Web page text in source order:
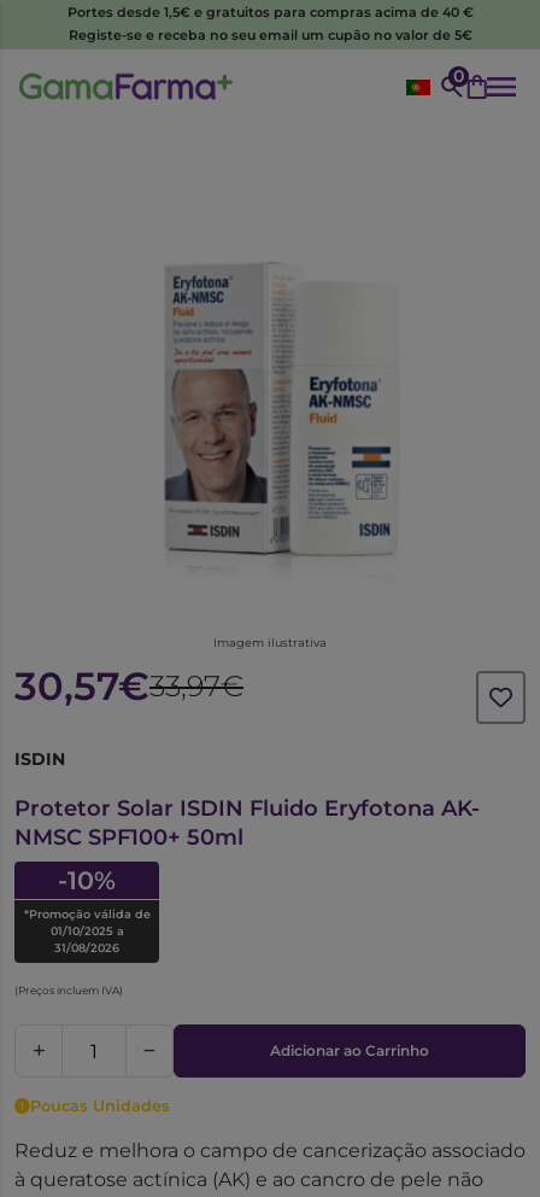
Portes desde 1,5€ e gratuitos para compras acima de 40 €
Registe-se e receba no seu email um cupão no valor de 5€
0
Imagem ilustrativa
30,57€33,97€
ISDIN
Protetor Solar ISDIN Fluido Eryfotona AK-
NMSC SPF100+ 50ml
-10%
*Promoção válida de
01/10/2025 a
31/08/2026
(Preços incluem IVA)
Adicionar ao Carrinho
Poucas Unidades
Reduz e melhora o campo de cancerização associado
à queratose actínica (AK) e ao cancro de pele não